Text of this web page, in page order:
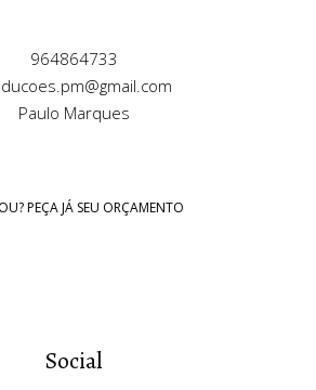
964864733
Paulo Marques
PEÇA JÁ SEU ORÇAMENTO
Social